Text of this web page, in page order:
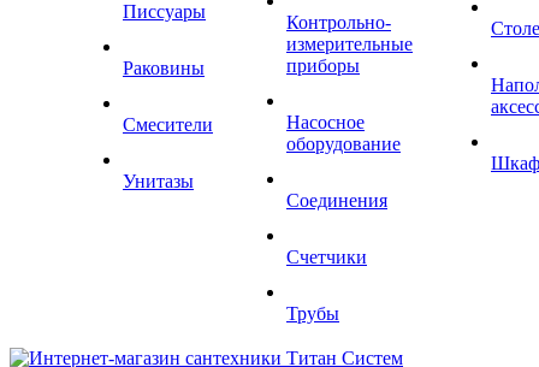
Писсуары
Раковины
Смесители
Унитазы
Контрольно-
измерительные
приборы
Насосное
оборудование
Соединения
Счетчики
Трубы